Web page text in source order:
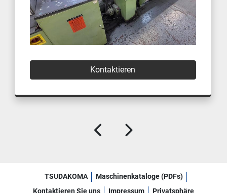
Kontaktieren
TSUDAKOMA
Maschinenkataloge (PDFs)
Kontaktieren Sie uns
Impressum Privatsphäre